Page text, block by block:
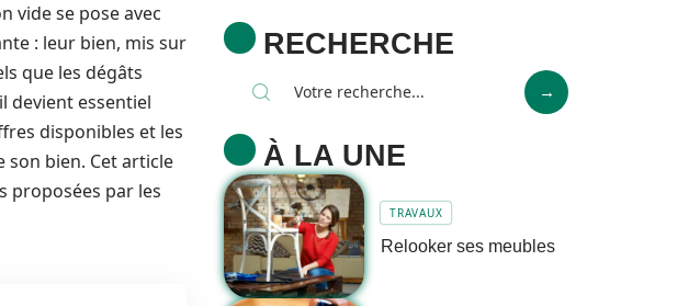
vide se pose avec
: leur bien, mis sur
que les dégâts
devient essentiel
disponibles et les
bien. Cet article
proposées par les
RECHERCHE
À LA UNE
TRAVAUX
Relooker ses meubles